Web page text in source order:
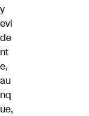
y
evi
de
nt
e,
au
nq
ue,